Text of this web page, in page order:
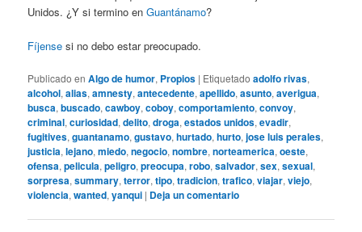
Unidos. ¿Y si termino enGuantánamo?
Fíjense si no debo estar preocupado.
Publicado en Algo de humor, Propios | Etiquetado adolfo rivas,
alcohol,alias,amnesty,antecedente,apellido,asunto,averigua,
busca,buscado,cawboy,coboy,comportamiento,convoy,
criminal,curiosidad,delito,droga,estados unidos,evadir,
fugitives,guantanamo,gustavo,hurtado,hurto,jose luis perales,
justicia,lejano,miedo,negocio,nombre,norteamerica,oeste,
ofensa,pelicula,peligro,preocupa,robo,salvador,sex,sexual,
sorpresa,summary,terror,tipo,tradicion,trafico,viajar,viejo,
violencia,wanted,yanqui | Deja un comentario